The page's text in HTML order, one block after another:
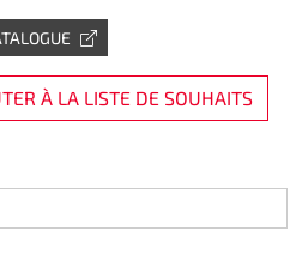
À LA LISTE DE SOUHAITS